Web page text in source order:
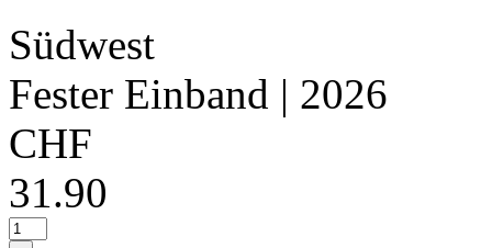
Südwest
Fester Einband | 2026
CHF
31.90